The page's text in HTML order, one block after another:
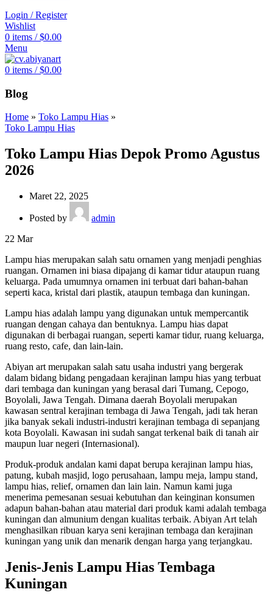
Login / Register
Wishlist
0 items / $0.00
Menu
0 items / $0.00
Blog
Home » Toko Lampu Hias »
Toko Lampu Hias
Toko Lampu Hias Depok Promo Agustus
2026
Maret 22, 2025
Posted by
admin
22 Mar
Lampu hias merupakan salah satu ornamen yang menjadi penghias
ruangan. Ornamen ini biasa dipajang di kamar tidur ataupun ruang
keluarga. Pada umumnya ornamen ini terbuat dari bahan-bahan
seperti kaca, kristal dari plastik, ataupun tembaga dan kuningan.
Lampu hias adalah lampu yang digunakan untuk mempercantik
ruangan dengan cahaya dan bentuknya. Lampu hias dapat
digunakan di berbagai ruangan, seperti kamar tidur, ruang keluarga,
ruang resto, cafe, dan lain-lain.
Abiyan art merupakan salah satu usaha industri yang bergerak
dalam bidang bidang pengadaan kerajinan lampu hias yang terbuat
dari tembaga dan kuningan yang berasal dari Tumang, Cepogo,
Boyolali, Jawa Tengah. Dimana daerah Boyolali merupakan
kawasan sentral kerajinan tembaga di Jawa Tengah, jadi tak heran
jika banyak sekali industri-industri kerajinan tembaga di sepanjang
kota Boyolali. Kawasan ini sudah sangat terkenal baik di tanah air
maupun luar negeri (Internasional).
Produk-produk andalan kami dapat berupa kerajinan lampu hias,
patung, kubah masjid, logo perusahaan, lampu meja, lampu stand,
lampu hias, relief, ornamen dan lain lain. Namun kami juga
menerima pemesanan sesuai kebutuhan dan keinginan konsumen
adapun bahan-bahan atau material dari produk kami adalah tembaga
kuningan dan almunium dengan kualitas terbaik. Abiyan Art telah
menghasilkan ribuan karya seni kerajinan tembaga dan kerajinan
kuningan yang unik dan menarik dengan harga yang terjangkau.
Jenis-Jenis Lampu Hias Tembaga
Kuningan